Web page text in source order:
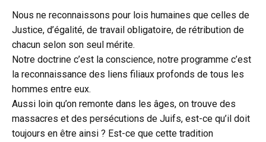
Nous ne reconnaissons pour lois humaines que celles de
Justice, d’égalité, de travail obligatoire, de rétribution de
chacun selon son seul mérite.
Notre doctrine c’est la conscience, notre programme c’est
la reconnaissance des liens filiaux profonds de tous les
hommes entre eux.
Aussi loin qu’on remonte dans les âges, on trouve des
massacres et des persécutions de Juifs, est-ce qu’il doit
toujours en être ainsi ? Est-ce que cette tradition